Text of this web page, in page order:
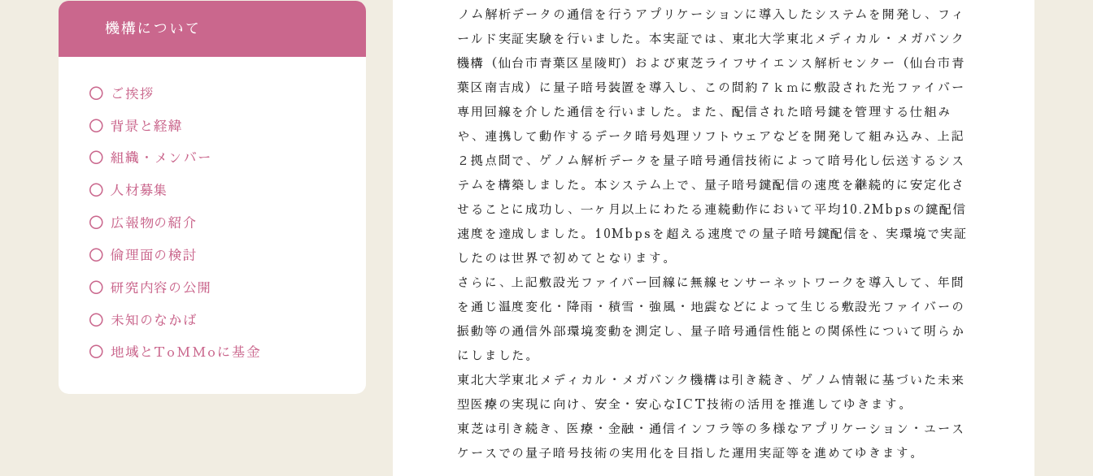
ノム解析データの通信を行うアプリケーションに導入したシステムを開発し、フィ
ールド実証実験を行いました。本実証では、東北大学東北メディカル・メガバンク
機構（仙台市青葉区星陵町）および東芝ライフサイエンス解析センター（仙台市青
葉区南吉成）に量子暗号装置を導入し、この間約７ｋｍに敷設された光ファイバー
専用回線を介した通信を行いました。また、配信された暗号鍵を管理する仕組み
や、連携して動作するデータ暗号処理ソフトウェアなどを開発して組み込み、上記
２拠点間で、ゲノム解析データを量子暗号通信技術によって暗号化し伝送するシス
テムを構築しました。本システム上で、量子暗号鍵配信の速度を継続的に安定化さ
せることに成功し、一ヶ月以上にわたる連続動作において平均10.2Mbpsの鍵配信
速度を達成しました。10Mbpsを超える速度での量子暗号鍵配信を、実環境で実証
したのは世界で初めてとなります。
さらに、上記敷設光ファイバー回線に無線センサーネットワークを導入して、年間
を通じ温度変化・降雨・積雪・強風・地震などによって生じる敷設光ファイバーの
振動等の通信外部環境変動を測定し、量子暗号通信性能との関係性について明らか
にしました。
東北大学東北メディカル・メガバンク機構は引き続き、ゲノム情報に基づいた未来
型医療の実現に向け、安全・安心なICT技術の活用を推進してゆきます。
東芝は引き続き、医療・金融・通信インフラ等の多様なアプリケーション・ユース
ケースでの量子暗号技術の実用化を目指した運用実証等を進めてゆきます。
機構について
ご挨拶
背景と経緯
組織・メンバー
人材募集
広報物の紹介
倫理面の検討
研究内容の公開
未知のなかば
地域とToMMoに基金